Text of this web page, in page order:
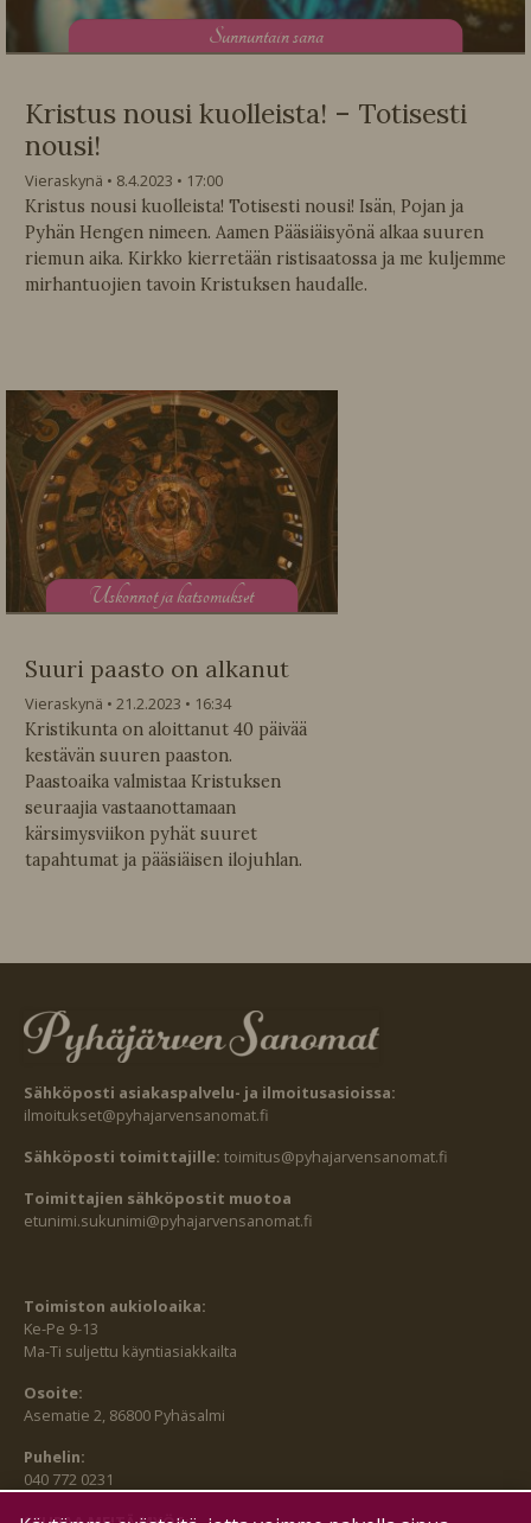
Sunnuntain sana
Kristus nousi kuolleista! – Totisesti
nousi!
Vieraskynä 8.4.2023
17:00
Kristus nousi kuolleista! Totisesti nousi! Isän, Pojan ja
Pyhän Hengen nimeen. Aamen Pääsiäisyönä alkaa suuren
riemun aika. Kirkko kierretään ristisaatossa ja me kuljemme
mirhantuojien tavoin Kristuksen haudalle.
Uskonnot ja katsomukset
Suuri paasto on alkanut
Vieraskynä 21.2.2023
16:34
Kristikunta on aloittanut 40 päivää
kestävän suuren paaston.
Paastoaika valmistaa Kristuksen
seuraajia vastaanottamaan
kärsimysviikon pyhät suuret
tapahtumat ja pääsiäisen ilojuhlan.
Sähköposti asiakaspalvelu- ja ilmoitusasioissa:
ilmoitukset@pyhajarvensanomat.fi
Sähköposti toimittajille: toimitus@pyhajarvensanomat.fi
Toimittajien sähköpostit muotoa
etunimi.sukunimi@pyhajarvensanomat.fi
Toimiston aukioloaika:
Ke-Pe 9-13
Ma-Ti suljettu käyntiasiakkailta
Osoite:
Asematie 2, 86800 Pyhäsalmi
Puhelin:
040 772 0231